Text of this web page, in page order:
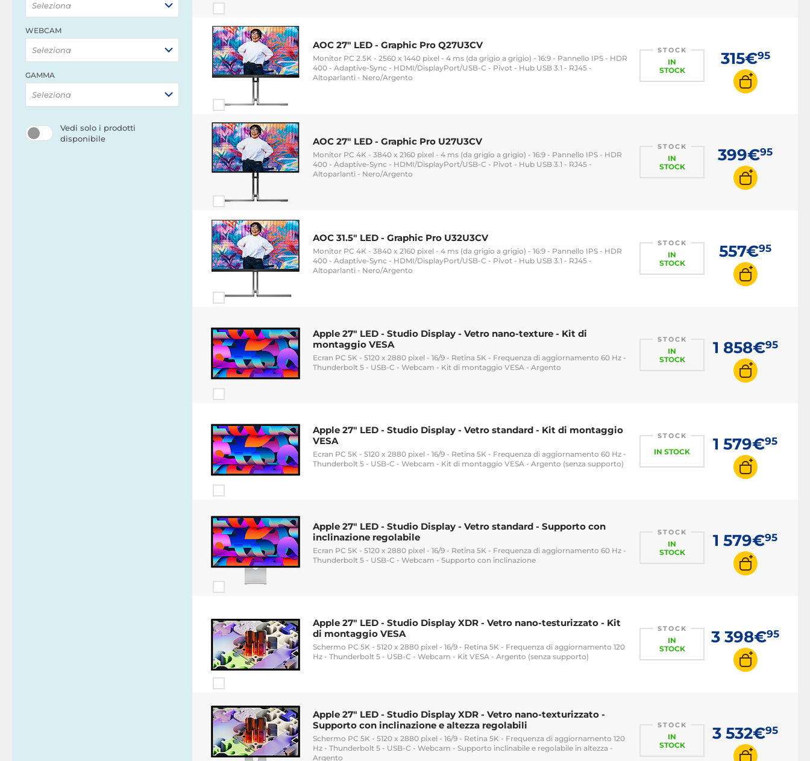
Seleziona
WEBCAM
Seleziona
GAMMA
Seleziona
Vedi solo i prodotti
disponibile
AOC 27" LED - Graphic Pro Q27U3CV
Monitor PC 2.5K - 2560 x 1440 pixel - 4 ms (da grigio a grigio) - 16:9 - Pannello IPS - HDR
400 - Adaptive-Sync - HDMI/DisplayPort/USB-C - Pivot - Hub USB 3.1 - RJ45 -
Altoparlanti - Nero/Argento
STOCK
IN
STOCK
315€95
AOC 27" LED - Graphic Pro U27U3CV
Monitor PC 4K - 3840 x 2160 pixel - 4 ms (da grigio a grigio) - 16:9 - Pannello IPS - HDR
400 - Adaptive-Sync - HDMI/DisplayPort/USB-C - Pivot - Hub USB 3.1 - RJ45 -
Altoparlanti - Nero/Argento
STOCK
IN
STOCK
399€95
AOC 31.5" LED - Graphic Pro U32U3CV
Monitor PC 4K - 3840 x 2160 pixel - 4 ms (da grigio a grigio) - 16:9 - Pannello IPS - HDR
400 - Adaptive-Sync - HDMI/DisplayPort/USB-C - Pivot - Hub USB 3.1 - RJ45 -
Altoparlanti - Nero/Argento
STOCK
IN
STOCK
557€95
Apple 27" LED - Studio Display - Vetro nano-texture - Kit di
montaggio VESA
Ecran PC 5K - 5120 x 2880 pixel - 16/9 - Retina 5K - Frequenza di aggiornamento 60 Hz -
Thunderbolt 5 - USB-C - Webcam - Kit di montaggio VESA - Argento
STOCK
IN
STOCK
1 858€95
Apple 27" LED - Studio Display - Vetro standard - Kit di montaggio
VESA
Ecran PC 5K - 5120 x 2880 pixel - 16/9 - Retina 5K - Frequenza di aggiornamento 60 Hz -
Thunderbolt 5 - USB-C - Webcam - Kit di montaggio VESA - Argento (senza supporto)
STOCK
IN STOCK 1 579€95
Apple 27" LED - Studio Display - Vetro standard - Supporto con
inclinazione regolabile
Ecran PC 5K - 5120 x 2880 pixel - 16/9 - Retina 5K - Frequenza di aggiornamento 60 Hz -
Thunderbolt 5 - USB-C - Webcam - Supporto con inclinazione
STOCK
IN
STOCK
1 579€95
Apple 27" LED - Studio Display XDR - Vetro nano-testurizzato - Kit
di montaggio VESA
Schermo PC 5K - 5120 x 2880 pixel - 16/9 - Retina 5K - Frequenza di aggiornamento 120
Hz - Thunderbolt 5 - USB-C - Webcam - Kit VESA - Argento (senza supporto)
STOCK
IN
STOCK
3 398€95
Apple 27" LED - Studio Display XDR - Vetro nano-texturizzato -
Supporto con inclinazione e altezza regolabili
Schermo PC 5K - 5120 x 2880 pixel - 16/9 - Retina 5K - Frequenza di aggiornamento 120
Hz - Thunderbolt 5 - USB-C - Webcam - Supporto inclinabile e regolabile in altezza -
Argento
STOCK
IN
STOCK
3 532€95